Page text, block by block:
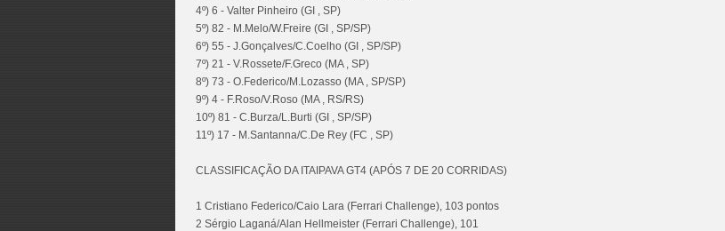
4º) 6 - Valter Pinheiro (GI , SP)
5º) 82 - M.Melo/W.Freire (GI , SP/SP)
6º) 55 - J.Gonçalves/C.Coelho (GI , SP/SP)
7º) 21 - V.Rossete/F.Greco (MA , SP)
8º) 73 - O.Federico/M.Lozasso (MA , SP/SP)
9º) 4 - F.Roso/V.Roso (MA , RS/RS)
10º) 81 - C.Burza/L.Burti (GI , SP/SP)
11º) 17 - M.Santanna/C.De Rey (FC , SP)
CLASSIFICAÇÃO DA ITAIPAVA GT4 (APÓS 7 DE 20 CORRIDAS)
1 Cristiano Federico/Caio Lara (Ferrari Challenge), 103 pontos
2 Sérgio Laganá/Alan Hellmeister (Ferrari Challenge), 101